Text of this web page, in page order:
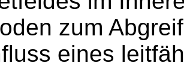
zum
eines